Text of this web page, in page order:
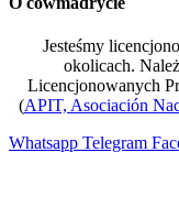
Jesteśmy
okolicach.
Licencjonowanych
(APIT, Asociación
Whatsapp Telegram